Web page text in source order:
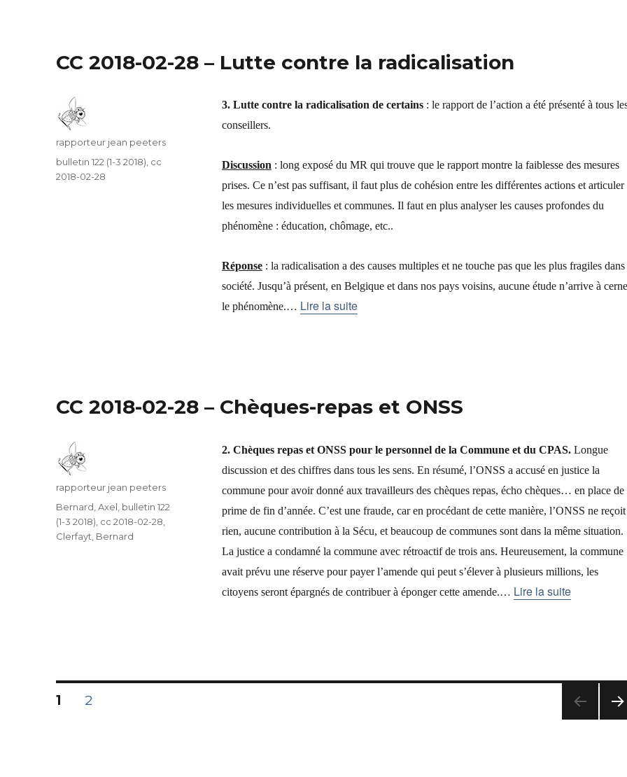
CC 2018-02-28 – Lutte contre la radicalisation
3. Lutte contre la radicalisation de certains: le rapport de l’action a été présenté à tous
conseillers.
Discussion: long exposé du MR qui trouve que le rapport montre la faiblesse des mesures
prises. Ce n’est pas suffisant, il faut plus de cohésion entre les différentes actions et articuler
les mesures individuelles et communes. Il faut en plus analyser les causes profondes du
phénomène : éducation, chômage, etc..
Réponse: la radicalisation a des causes multiples et ne touche pas que les plus fragiles dans
société. Jusqu’à présent, en Belgique et dans nos pays voisins, aucune étude n’arrive à
le phénomène.… Lire la suite
Auteur
rapporteur jean peeters
Catégories
bulletin 122 (1-3 2018), cc
2018-02-28
CC 2018-02-28 – Chèques-repas et ONSS
2. Chèques repas et ONSS pour le personnel de la Commune et du CPAS.Longue
discussion et des chiffres dans tous les sens. En résumé, l’ONSS a accusé en justice la
commune pour avoir donné aux travailleurs des chèques repas, écho chèques… en place de
prime de fin d’année. C’est une fraude, car en procédant de cette manière, l’ONSS ne reçoit
rien, aucune contribution à la Sécu, et beaucoup de communes sont dans la même situation.
La justice a condamné la commune avec rétroactif de trois ans. Heureusement, la commune
avait prévu une réserve pour payer l’amende qui peut s’élever à plusieurs millions, les
citoyens seront épargnés de contribuer à éponger cette amende.… Lire la suite
Auteur
rapporteur jean peeters
Catégories
Bernard, Axel bulletin 122
(1-3 2018) cc 2018-02-28
Clerfayt, Bernard
Navigation
PAGE
1 PAGE
2